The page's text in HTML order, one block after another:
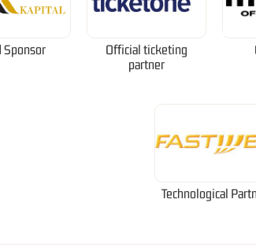
Sponsor
Official ticketing
partner
Technological